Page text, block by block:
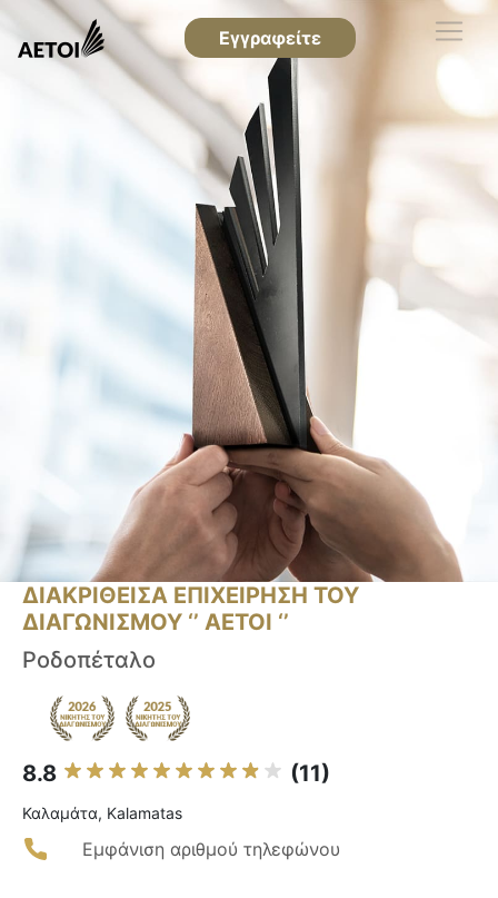
Εγγραφείτε
ΔΙΑΚΡΙΘΕΙΣΑ ΕΠΙΧΕΙΡΗΣΗ ΤΟΥ
ΔΙΑΓΩΝΙΣΜΟΥ ‘’ ΑΕΤΟΙ ‘’
Ροδοπέταλο
8.8 (11)
Καλαμάτα, Kalamatas
Εμφάνιση αριθμού τηλεφώνου